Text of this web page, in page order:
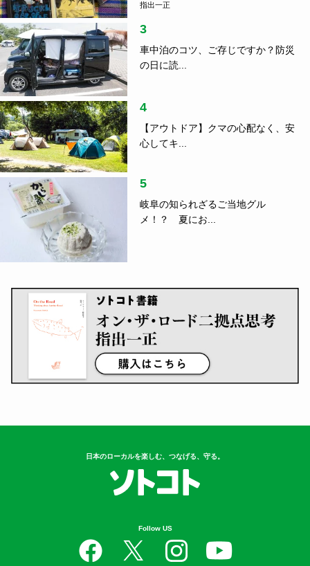
指出一正
3
車中泊のコツ、ご存じですか？防災
の日に読...
4
【アウトドア】クマの心配なく、安
心してキ...
5
岐阜の知られざるご当地グル
メ！？ 夏にお...
日本のローカルを楽しむ、つなげる、守る。
Follow US